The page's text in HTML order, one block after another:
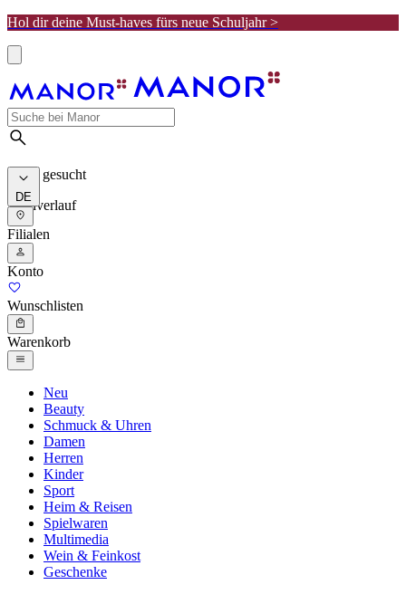
Hol dir deine Must-haves fürs neue Schuljahr >
Meist gesucht
Suchverlauf
DE
Filialen
Konto
Wunschlisten
Warenkorb
Neu
Beauty
Schmuck & Uhren
Damen
Herren
Kinder
Sport
Heim & Reisen
Spielwaren
Multimedia
Wein & Feinkost
Geschenke